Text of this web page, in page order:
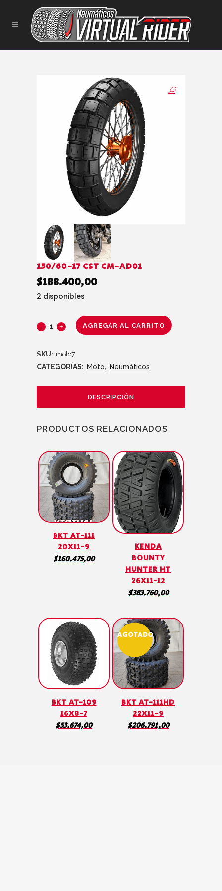
150/60-17 CST CM-AD01
$188.400,00
2 disponibles
AGREGAR AL CARRITO
SKU: moto7
CATEGORÍAS: Moto, Neumáticos
DESCRIPCIÓN
PRODUCTOS RELACIONADOS
BKT AT-111
20X11-9
$160.475,00
KENDA
BOUNTY
HUNTER HT
26X11-12
$383.760,00
BKT AT-109
16X8-7
$53.674,00
AGOTADO
BKT AT-111HD
22X11-9
$206.791,00